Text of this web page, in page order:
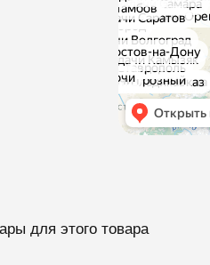
для этого товара